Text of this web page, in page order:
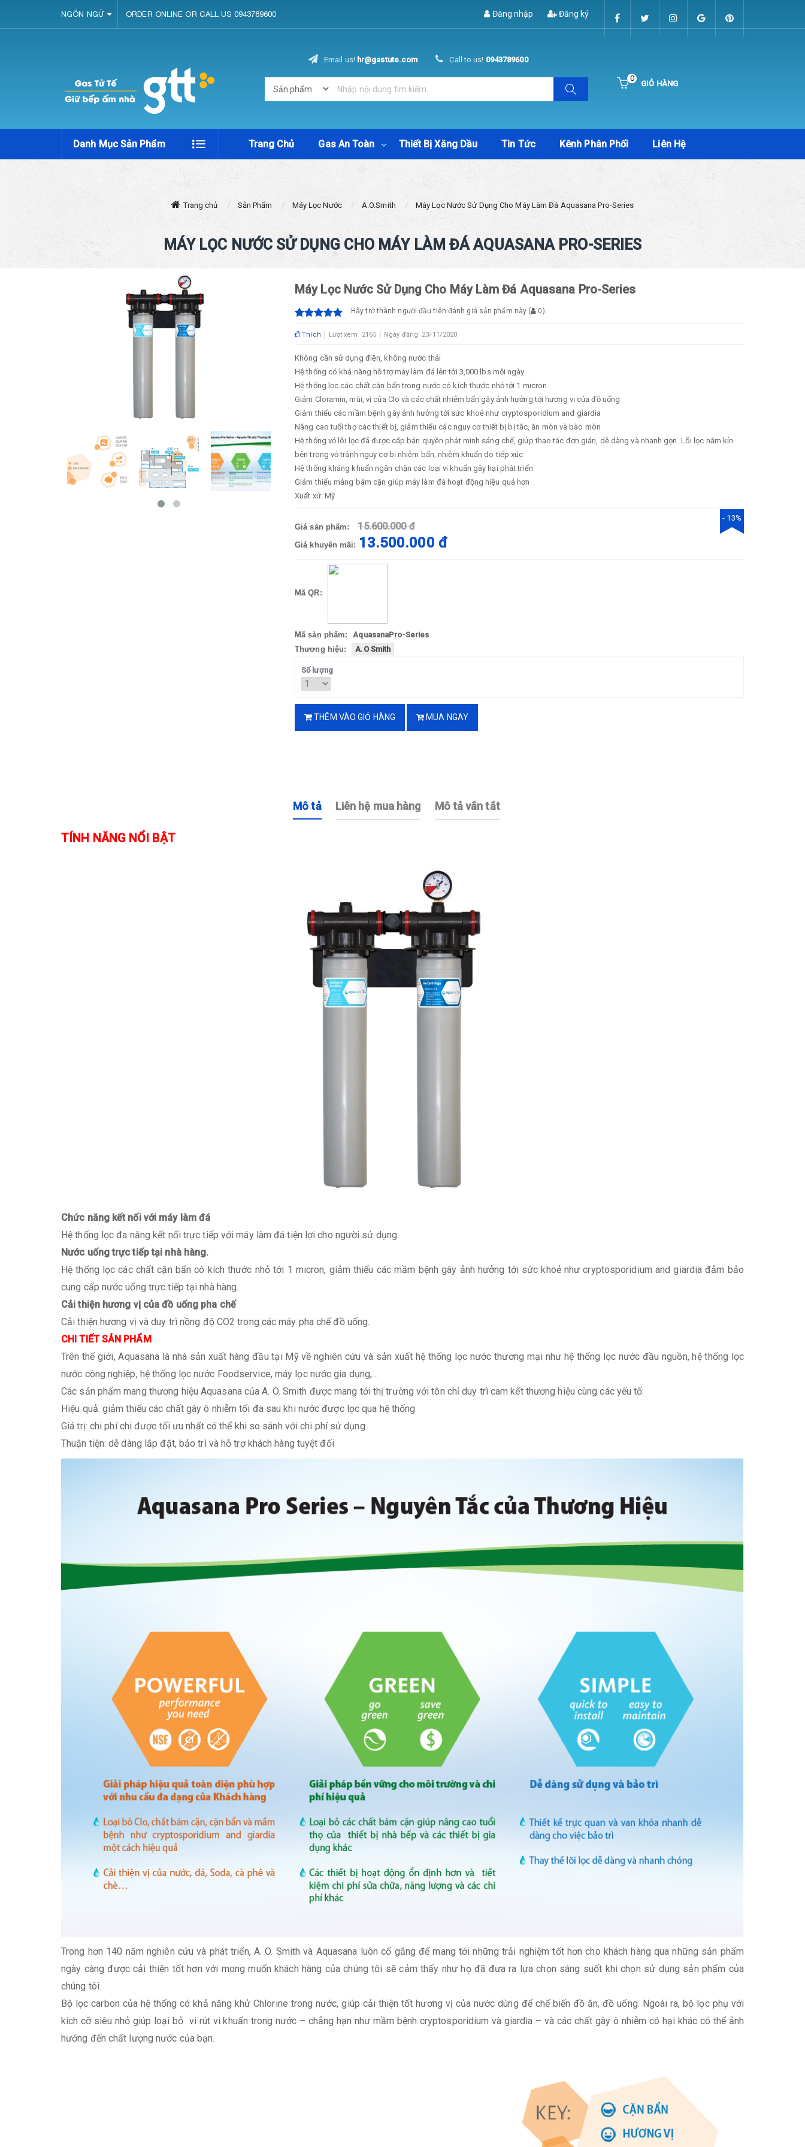
NGÔN NGỮ ORDER ONLINE OR CALL US 0943789600 Đăng nhập Đăng ký
Email us! hr@gastute.com Call to us! 0943789600
GIỎ HÀNG
0
Danh Mục Sản Phẩm Trang Chủ Gas An Toàn Thiết Bị Xăng Dầu Tin Tức Kênh Phân Phối Liên Hệ
Trang chủ Sản Phẩm Máy Lọc Nước A.O.Smith Máy Lọc Nước Sử Dụng Cho Máy Làm Đá Aquasana Pro-Series
MÁY LỌC NƯỚC SỬ DỤNG CHO MÁY LÀM ĐÁ AQUASANA PRO-SERIES
Máy Lọc Nước Sử Dụng Cho Máy Làm Đá Aquasana Pro-Series
Hãy trở thành người đầu tiên đánh giá sản phẩm này ( 0)
Thích Lượt xem: 2165 Ngày đăng: 23/11/2020
Không cần sử dụng điện, không nước thải
Hệ thống có khả năng hỗ trợ máy làm đá lên tới 3,000 lbs mỗi ngày
Hệ thống lọc các chất cặn bẩn trong nước có kích thước nhỏ tới 1 micron
Giảm Cloramin, mùi, vị của Clo và các chất nhiễm bẩn gây ảnh hưởng tới hương vị của đồ uống
Giảm thiểu các mầm bệnh gây ảnh hưởng tới sức khoẻ như cryptosporidium and giardia
Nâng cao tuổi thọ các thiết bị, giảm thiểu các nguy cơ thiết bị bị tắc, ăn mòn và bào mòn
Hệ thống vỏ lõi lọc đã được cấp bản quyền phát minh sáng chế, giúp thao tác đơn giản, dễ dàng và nhanh gọn. Lõi lọc nằm kín
bên trong vỏ tránh nguy cơ bị nhiễm bẩn, nhiễm khuẩn do tiếp xúc
Hệ thống kháng khuẩn ngăn chặn các loại vi khuẩn gây hại phát triển
Giảm thiểu mảng bám cặn giúp máy làm đá hoạt động hiệu quả hơn
Xuất xứ: Mỹ
Giá sản phẩm: 15.600.000 đ
Giá khuyến mãi: 13.500.000 đ
- 13%
Mã QR:
Mã sản phẩm:
AquasanaPro-Series
Thương hiệu:
A.O Smith
Số lượng
THÊM VÀO GIỎ HÀNG MUA NGAY
Mô tả Liên hệ mua hàng Mô tả vắn tắt
TÍNH NĂNG NỔI BẬT
Chức năng kết nối với máy làm đá
Hệ thống lọc đa năng kết nối trực tiếp với máy làm đá tiện lợi cho người sử dụng.
Nước uống trực tiếp tại nhà hàng.
Hệ thống lọc các chất cặn bẩn có kích thước nhỏ tới 1 micron, giảm thiểu các mầm bệnh gây ảnh hưởng tới sức khoẻ như cryptosporidium and giardia đảm bảo
cung cấp nước uống trực tiếp tại nhà hàng.
Cải thiện hương vị của đồ uống pha chế
Cải thiện hương vị và duy trì nồng độ CO2 trong các máy pha chế đồ uống.
CHI TIẾT SẢN PHẨM
Trên thế giới, Aquasana là nhà sản xuất hàng đầu tại Mỹ về nghiên cứu và sản xuất hệ thống lọc nước thương mại như hệ thống lọc nước đầu nguồn, hệ thống lọc
nước công nghiệp, hệ thống lọc nước Foodservice, máy lọc nước gia dụng,…
Các sản phẩm mang thương hiệu Aquasana của A. O. Smith được mang tới thị trường với tôn chỉ duy trì cam kết thương hiệu cùng các yếu tố:
Hiệu quả: giảm thiểu các chất gây ô nhiễm tối đa sau khi nước được lọc qua hệ thống
Giá trị: chi phí chi được tối ưu nhất có thể khi so sánh với chi phí sử dụng
Thuận tiện: dễ dàng lắp đặt, bảo trì và hỗ trợ khách hàng tuyệt đối
Trong hơn 140 năm nghiên cứu và phát triển, A. O. Smith và Aquasana luôn cố gắng để mang tới những trải nghiệm tốt hơn cho khách hàng qua những sản phẩm
ngày càng được cải thiện tốt hơn với mong muốn khách hàng của chúng tôi sẽ cảm thấy như họ đã đưa ra lựa chọn sáng suốt khi chọn sử dụng sản phẩm của
chúng tôi.
Bộ lọc carbon của hệ thống có khả năng khử Chlorine trong nước, giúp cải thiện tốt hương vị của nước dùng để chế biến đồ ăn, đồ uống. Ngoài ra, bộ lọc phụ với
kích cỡ siêu nhỏ giúp loại bỏ vi rút vi khuẩn trong nước – chẳng hạn như mầm bệnh cryptosporidium và giardia – và các chất gây ô nhiễm có hại khác có thể ảnh
hưởng đến chất lượng nước của bạn.